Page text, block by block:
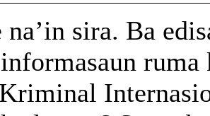
sira. Ba
ruma